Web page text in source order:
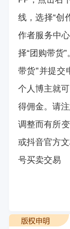
线，选择“创
作者服务中
择“团购带货
带货”并提交
个人博主就
得佣金。请
调整而有所
或抖音官方
号买卖交易